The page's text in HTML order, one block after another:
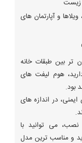
زیست
و آپارتمان های
تر بین طبقات خانه
هوم لیفت های
بود.
در اندازه های
نصب، می توانید با
و مناسب ترین مدل